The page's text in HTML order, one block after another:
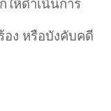
ง หรือบังคับคดี